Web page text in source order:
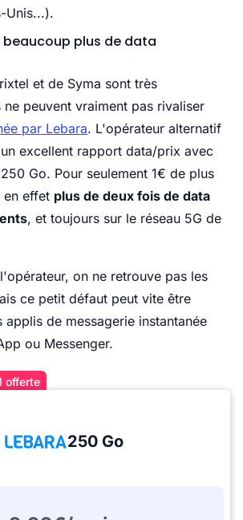
Unis...).
plus de data
et de Syma sont très
ne peuvent vraiment pas rivaliser
par Lebara. L'opérateur alternatif
excellent rapport data/prix avec
Go. Pour seulement 1€ de plus
en effet plus de deux fois de data
, et toujours sur le réseau 5G de
on ne retrouve pas les
ce petit défaut peut vite être
applis de messagerie instantanée
ou Messenger.
offerte
250 Go